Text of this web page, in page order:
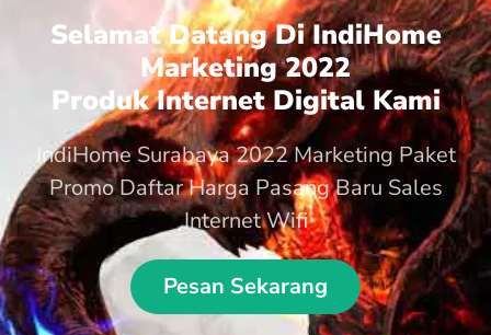
Selamat Datang Di IndiHome
Marketing 2022
Produk Internet Digital Kami
IndiHome Surabaya 2022 Marketing Paket
Promo Daftar Harga Pasang Baru Sales
Internet Wifi
Pesan Sekarang